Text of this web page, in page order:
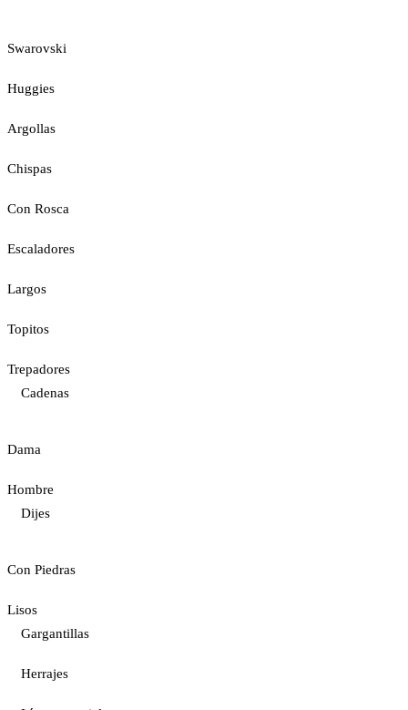
Swarovski
Huggies
Argollas
Chispas
Con Rosca
Escaladores
Largos
Topitos
Trepadores
Cadenas
Dama
Hombre
Dijes
Con Piedras
Lisos
Gargantillas
Herrajes